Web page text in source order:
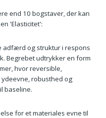
end 10 bogstaver, der kan
'Elasticitet':
adfærd og struktur i respons
Begrebet udtrykker en form
hvor reversible,
robusthed og
baseline.
for et materiales evne til